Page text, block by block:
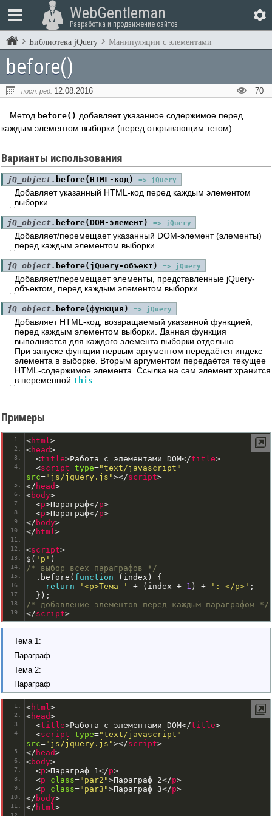
WebGentleman
Разработка и продвижение сайтов
Библиотека jQuery Манипуляции с элементами
before()
70
посл. ред. 12.08.2016
Метод before() добавляет указанное содержимое перед
каждым элементом выборки (перед открывающим тегом).
Варианты использования
jQ_object. before(HTML-код) => jQuery
Добавляет указанный HTML-код перед каждым элементом
выборки.
jQ_object. before(DOM-элемент) => jQuery
Добавляет/перемещает указанный DOM-элемент (элементы)
перед каждым элементом выборки.
jQ_object. before(jQuery-объект) => jQuery
Добавляет/перемещает элементы, представленные jQuery-
объектом, перед каждым элементом выборки.
jQ_object. before(функция) => jQuery
Добавляет HTML-код, возвращаемый указанной функцией,
перед каждым элементом выборки. Данная функция
выполняется для каждого элемента выборки отдельно.
При запуске функции первым аргументом передаётся индекс
элемента в выборке. Вторым аргументом передаётся текущее
HTML-содержимое элемента. Ссылка на сам элемент хранится
в переменной this
Примеры
<html>
<head>
<title>Работа с элементами DOM</title>
<script type="text/javascript"
src="js/jquery.js"></script>
</ head>
<body>
<p>Параграф</p>
<p>Параграф</p>
</ body>
</ html>
<script>
$ ( 'p' )
/* выбор всех параграфов */
. before ( function ( index )
{
return
'<p>Тема ' + ( index + 1 ) + ': </p>' ;
});
/* добавление элементов перед каждым параграфом */
</script>
Тема 1:
Параграф
Тема 2:
Параграф
<html>
<head>
<title>Работа с элементами DOM</title>
<script type="text/javascript"
src="js/jquery.js"></script>
</ head>
<body>
<p>Параграф 1</p>
<p class="par2">Параграф 2</p>
<p class="par3">Параграф 3</p>
</ body>
</ html>